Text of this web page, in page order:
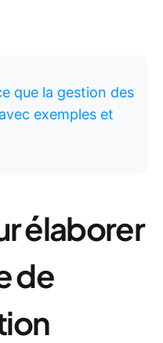
que la gestion des
exemples et
élaborer
de